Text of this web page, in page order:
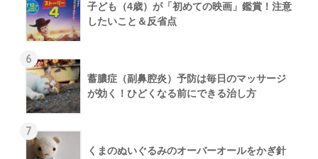
子ども（4歳）が「初めての映画」鑑賞！注意
したいこと＆反省点
6
蓄膿症（副鼻腔炎）予防は毎日のマッサージ
が効く！ひどくなる前にできる治し方
7
くまのぬいぐるみのオーバーオールをかぎ針